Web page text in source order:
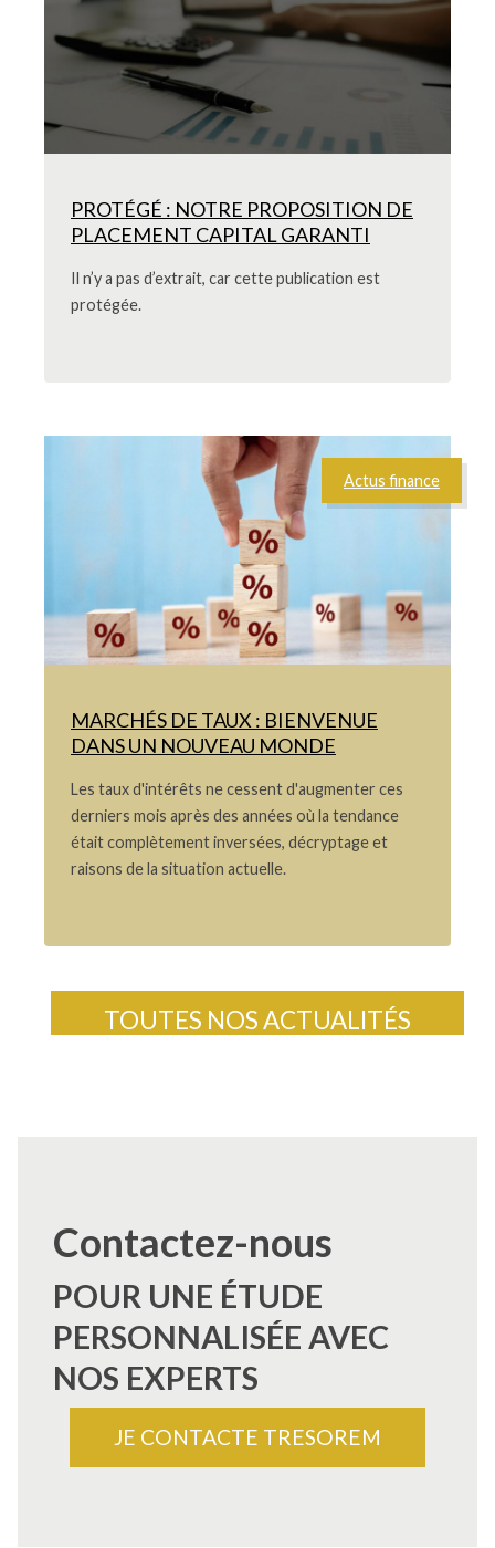
PROTÉGÉ : NOTRE PROPOSITION DE
PLACEMENT CAPITAL GARANTI
Il n’y a pas d’extrait, car cette publication est
protégée.
Actus finance
MARCHÉS DE TAUX : BIENVENUE
DANS UN NOUVEAU MONDE
Les taux d'intérêts ne cessent d'augmenter ces
derniers mois après des années où la tendance
était complètement inversées, décryptage et
raisons de la situation actuelle.
TOUTES NOS ACTUALITÉS
Contactez-nous
POUR UNE ÉTUDE
PERSONNALISÉE AVEC
NOS EXPERTS
JE CONTACTE TRESOREM